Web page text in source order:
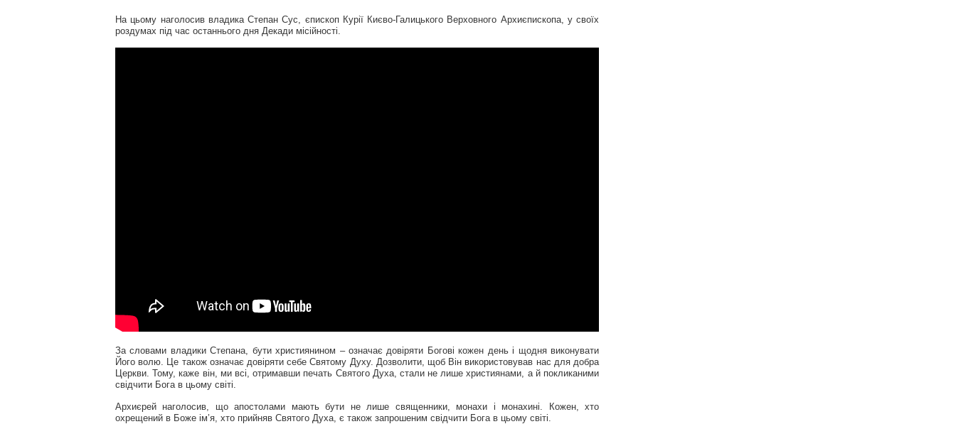
На цьому наголосив владика Степан Сус, єпископ Курії Києво-Галицького Верховного Архиєпископа, у своїх
роздумах під час останнього дня Декади місійності.
За словами владики Степана, бути християнином – означає довіряти Богові кожен день і щодня виконувати
Його волю. Це також означає довіряти себе Святому Духу. Дозволити, щоб Він використовував нас для добра
Церкви. Тому, каже він, ми всі, отримавши печать Святого Духа, стали не лише християнами, а й покликаними
свідчити Бога в цьому світі.
Архиєрей наголосив, що апостолами мають бути не лише священники, монахи і монахині. Кожен, хто
охрещений в Боже ім’я, хто прийняв Святого Духа, є також запрошеним свідчити Бога в цьому світі.